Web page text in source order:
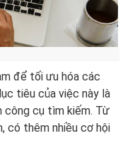
để tối ưu hóa các
tiêu của việc này là
công cụ tìm kiếm. Từ
có thêm nhiều cơ hội